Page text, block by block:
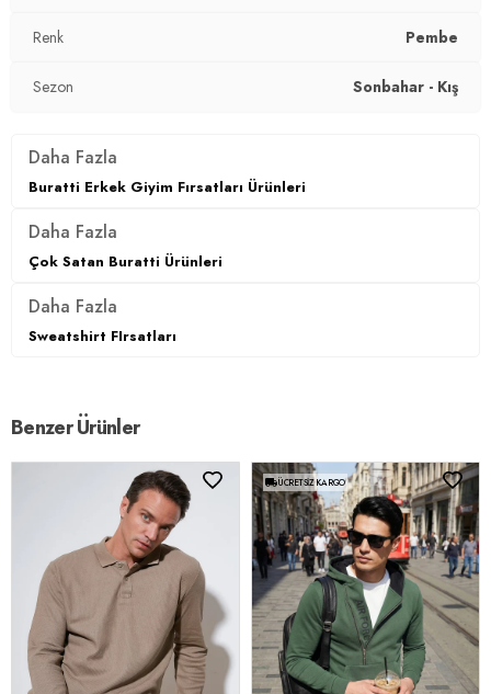
Renk Pembe
Sezon Sonbahar - Kış
Daha Fazla
Buratti Erkek Giyim Fırsatları Ürünleri
Daha Fazla
Çok Satan Buratti Ürünleri
Daha Fazla
Sweatshirt FIrsatları
Benzer Ürünler
ÜCRETSIZ KARGO